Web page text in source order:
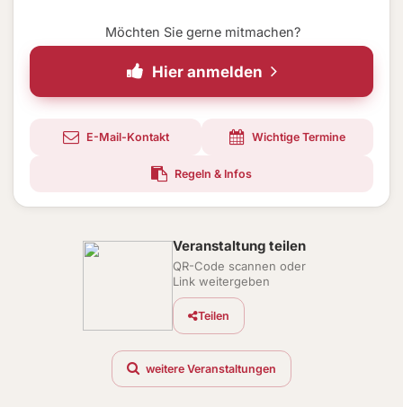
Möchten Sie gerne mitmachen?
Hier anmelden
E-Mail-Kontakt Wichtige Termine
Regeln & Infos
Veranstaltung teilen
QR-Code scannen oder
Link weitergeben
Teilen
weitere Veranstaltungen